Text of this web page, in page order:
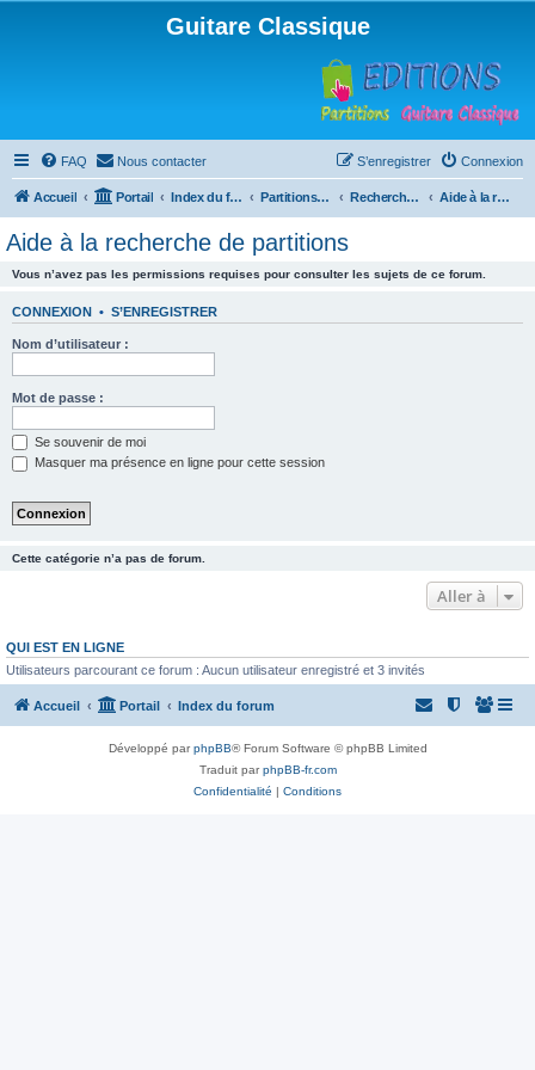
Guitare Classique
FAQ Nous contacter Connexion
S’enregistrer
Accueil Portail Index du forum Partitions pour guitare en libre téléchargement Recherche de ressources musicales Aide à la recherche de partitions
Aide à la recherche de partitions
Vous n’avez pas les permissions requises pour consulter les sujets de ce forum.
CONNEXION • S’ENREGISTRER
Nom d’utilisateur :
Mot de passe :
Se souvenir de moi
Masquer ma présence en ligne pour cette session
Cette catégorie n’a pas de forum.
Aller à
QUI EST EN LIGNE
Utilisateurs parcourant ce forum : Aucun utilisateur enregistré et 3 invités
Accueil Portail Index du forum
Développé parphpBB® Forum Software © phpBB Limited
Traduit parphpBB-fr.com
Confidentialité | Conditions